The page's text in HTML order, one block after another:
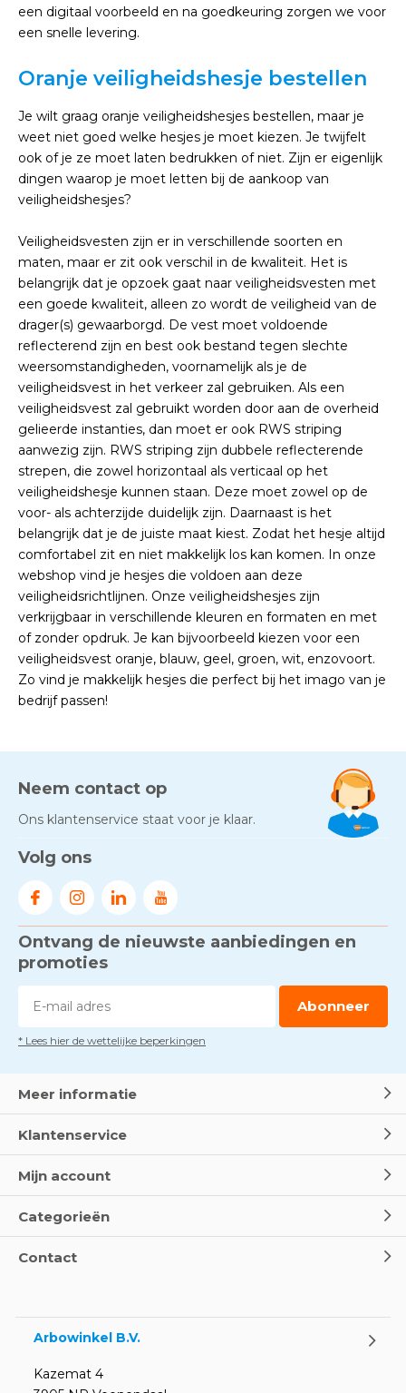
een digitaal voorbeeld en na goedkeuring zorgen we voor
een snelle levering.
Oranje veiligheidshesje bestellen
Je wilt graag oranje veiligheidshesjes bestellen, maar je
weet niet goed welke hesjes je moet kiezen. Je twijfelt
ook of je ze moet laten bedrukken of niet. Zijn er eigenlijk
dingen waarop je moet letten bij de aankoop van
veiligheidshesjes?
Veiligheidsvesten zijn er in verschillende soorten en
maten, maar er zit ook verschil in de kwaliteit. Het is
belangrijk dat je opzoek gaat naar veiligheidsvesten met
een goede kwaliteit, alleen zo wordt de veiligheid van de
drager(s) gewaarborgd. De vest moet voldoende
reflecterend zijn en best ook bestand tegen slechte
weersomstandigheden, voornamelijk als je de
veiligheidsvest in het verkeer zal gebruiken. Als een
veiligheidsvest zal gebruikt worden door aan de overheid
gelieerde instanties, dan moet er ook RWS striping
aanwezig zijn. RWS striping zijn dubbele reflecterende
strepen, die zowel horizontaal als verticaal op het
veiligheidshesje kunnen staan. Deze moet zowel op de
voor- als achterzijde duidelijk zijn. Daarnaast is het
belangrijk dat je de juiste maat kiest. Zodat het hesje altijd
comfortabel zit en niet makkelijk los kan komen. In onze
webshop vind je hesjes die voldoen aan deze
veiligheidsrichtlijnen. Onze veiligheidshesjes zijn
verkrijgbaar in verschillende kleuren en formaten en met
of zonder opdruk. Je kan bijvoorbeeld kiezen voor een
veiligheidsvest oranje, blauw, geel, groen, wit, enzovoort.
Zo vind je makkelijk hesjes die perfect bij het imago van je
bedrijf passen!
Neem contact op
Ons klantenservice staat voor je klaar.
Volg ons
Ontvang de nieuwste aanbiedingen en
promoties
Abonneer
* Lees hier de wettelijke beperkingen
Meer informatie
Klantenservice
Mijn account
Categorieën
Contact
Arbowinkel B.V.
Kazemat 4